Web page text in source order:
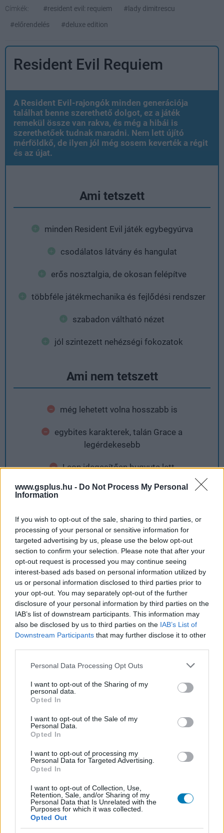
www.gsplus.hu - Do Not Process My Personal
Information
If you wish to opt-out of the sale, sharing to third parties, or
processing of your personal or sensitive information for
targeted advertising by us, please use the below opt-out
section to confirm your selection. Please note that after your
opt-out request is processed you may continue seeing
interest-based ads based on personal information utilized by
us or personal information disclosed to third parties prior to
your opt-out. You may separately opt-out of the further
disclosure of your personal information by third parties on the
IAB’s list of downstream participants. This information may
also be disclosed by us to third parties on the IAB’s List of
Downstream Participants that may further disclose it to other
Please note that this website/app uses one or more Google
not limited to your visit or usage behaviour. You may click to
grant or deny consent to Google and its third-party tags to
use your data for below specified purposes in below Google
consent section.
Personal Data Processing Opt Outs
I want to opt-out of the Sharing of my
personal data.
Opted In
I want to opt-out of the Sale of my
Personal Data.
Opted In
I want to opt-out of processing my
Personal Data for Targeted Advertising.
Opted In
I want to opt-out of Collection, Use,
Retention, Sale, and/or Sharing of my
Personal Data that Is Unrelated with the
Purposes for which it was collected.
Opted Out
Címkék: #resident evil: requiem
#lady dimitrescu
#előrendelés
#deluxe edition
Resident Evil Requiem
A Resident Evil-rajongók minden generációja
találhat benne szerethető dolgot, ez a játék
remekül össze van rakva, és még a hibái is
szerethetőek tudnak maradni. Nem lett újító
mérföldkő, de ilyen jól még sosem keverték a régit
és az újat.
Ami tetszett
minden Resident Evil játék egybegyúrva
csodálatos látvány és hangulat
erős nosztalgia, de okosan felépítve
többféle játékmechanika és fejlődési rendszer
szabadon váltható nézet
jól szintezett nehézségi fokozatok
Ami nem tetszett
még lehetett volna hosszabb is
egybites karakterek, talán Grace a
legérdekesebb
Leon idegesítően bugyuta lett
ami eddig a gyengéje volt a sorozatnak, az most
Hozzászólások
Hamis webáruházak támadták
meg a Gémklubot,
csalássorozat indult a népszerű
társasjátékbolt nevével
visszaélve
2025 október 30. 07:41
A GémKer-Gémklub figyelmeztetést adott ki,
miután ismeretlen elkövetők több hamis